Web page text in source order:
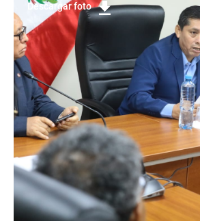
Descargar foto